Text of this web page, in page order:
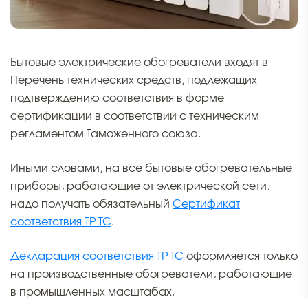
Бытовые электрические обогреватели входят в
Перечень технических средств, подлежащих
подтверждению соответствия в форме
сертификации в соответствии с техническим
регламентом Таможенного союза.
Иными словами, на все бытовые обогревательные
приборы, работающие от электрической сети,
надо получать обязательный Сертификат
соответствия ТР ТС.
Декларация соответствия ТР ТС оформляется только
на производственные обогреватели, работающие
в промышленных масштабах.